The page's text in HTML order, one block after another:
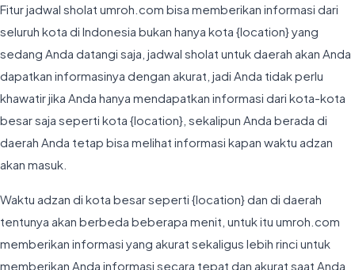
Fitur jadwal sholat umroh.com bisa memberikan informasi dari
seluruh kota di Indonesia bukan hanya kota {location} yang
sedang Anda datangi saja, jadwal sholat untuk daerah akan Anda
dapatkan informasinya dengan akurat, jadi Anda tidak perlu
khawatir jika Anda hanya mendapatkan informasi dari kota-kota
besar saja seperti kota {location}, sekalipun Anda berada di
daerah Anda tetap bisa melihat informasi kapan waktu adzan
akan masuk.
Waktu adzan di kota besar seperti {location} dan di daerah
tentunya akan berbeda beberapa menit, untuk itu umroh.com
memberikan informasi yang akurat sekaligus lebih rinci untuk
memberikan Anda informasi secara tepat dan akurat saat Anda